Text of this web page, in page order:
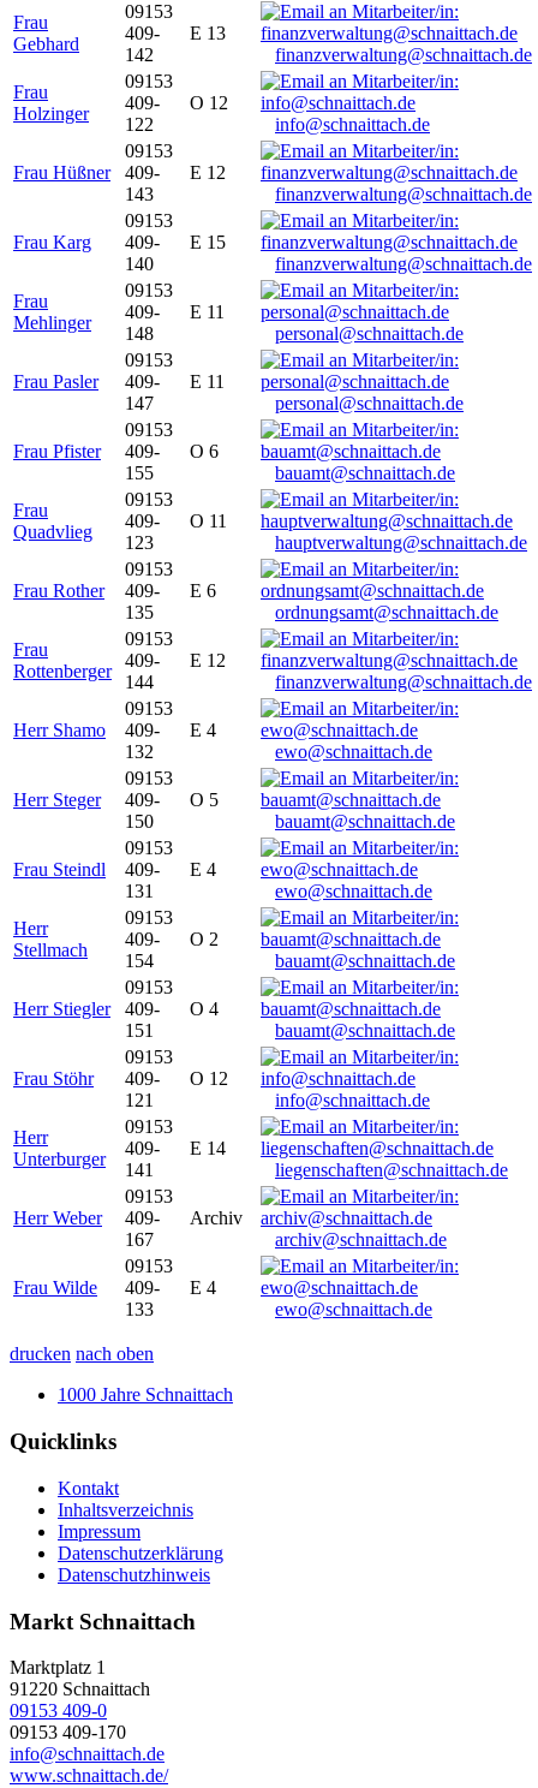
Frau
Gebhard
09153
409-
142
E 13
finanzverwaltung@schnaittach.de
Frau
Holzinger
09153
409-
122
O 12
info@schnaittach.de
Frau Hüßner
09153
409-
143
E 12
finanzverwaltung@schnaittach.de
Frau Karg
09153
409-
140
E 15
finanzverwaltung@schnaittach.de
Frau
Mehlinger
09153
409-
148
E 11
personal@schnaittach.de
Frau Pasler
09153
409-
147
E 11
personal@schnaittach.de
Frau Pfister
09153
409-
155
O 6
bauamt@schnaittach.de
Frau
Quadvlieg
09153
409-
123
O 11
hauptverwaltung@schnaittach.de
Frau Rother
09153
409-
135
E 6
ordnungsamt@schnaittach.de
Frau
Rottenberger
09153
409-
144
E 12
finanzverwaltung@schnaittach.de
Herr Shamo
09153
409-
132
E 4
ewo@schnaittach.de
Herr Steger
09153
409-
150
O 5
bauamt@schnaittach.de
Frau Steindl
09153
409-
131
E 4
ewo@schnaittach.de
Herr
Stellmach
09153
409-
154
O 2
bauamt@schnaittach.de
Herr Stiegler
09153
409-
151
O 4
bauamt@schnaittach.de
Frau Stöhr
09153
409-
121
O 12
info@schnaittach.de
Herr
Unterburger
09153
409-
141
E 14
liegenschaften@schnaittach.de
Herr Weber
09153
409-
167
Archiv
archiv@schnaittach.de
Frau Wilde
09153
409-
133
E 4
ewo@schnaittach.de
drucken nach oben
1000 Jahre Schnaittach
Quicklinks
Kontakt
Inhaltsverzeichnis
Impressum
Datenschutzerklärung
Datenschutzhinweis
Markt Schnaittach
Marktplatz 1
91220 Schnaittach
09153 409-0
09153 409-170
info@schnaittach.de
www.schnaittach.de/